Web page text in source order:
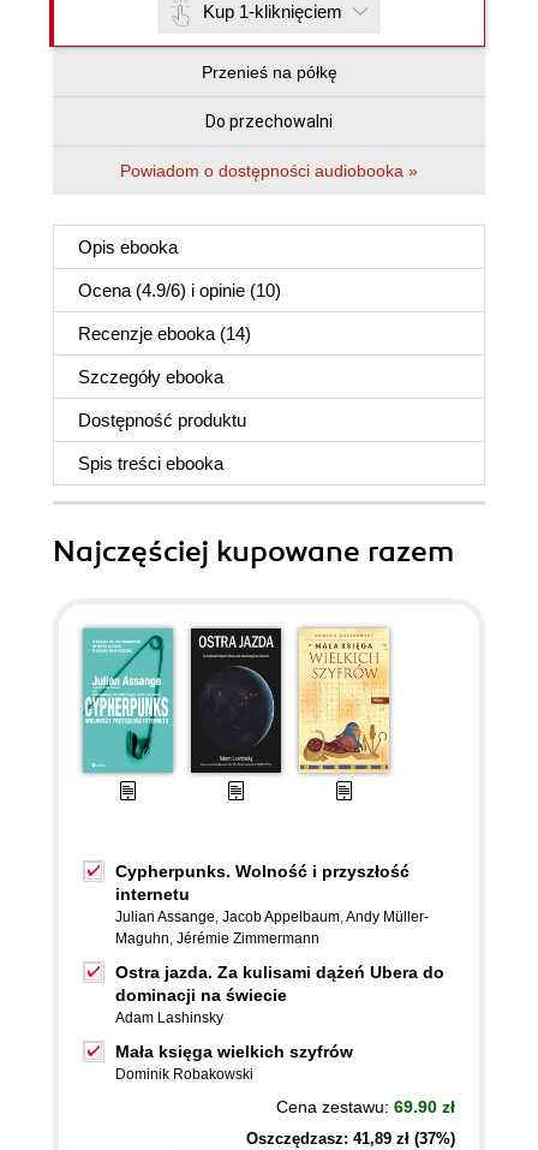
Kup 1-kliknięciem
Przenieś na półkę
Do przechowalni
Powiadom o dostępności audiobooka »
Opis ebooka
Ocena (4.9/6) i opinie (10)
Recenzje ebooka (14)
Szczegóły ebooka
Dostępność produktu
Spis treści ebooka
Najczęściej kupowane razem
Cypherpunks. Wolność i przyszłość
internetu
Julian Assange, Jacob Appelbaum,Andy Müller-
Maguhn, Jérémie Zimmermann
Ostra jazda. Za kulisami dążeń Ubera do
dominacji na świecie
Adam Lashinsky
Mała księga wielkich szyfrów
Dominik Robakowski
Cena zestawu: 69.90 zł
Oszczędzasz: 41,89 zł (37%)